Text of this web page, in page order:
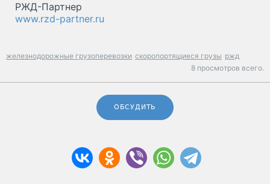
РЖД-Партнер
www.rzd-partner.ru
железнодорожные грузоперевозки скоропортящиеся грузы ржд
8 просмотров всего.
ОБСУДИТЬ